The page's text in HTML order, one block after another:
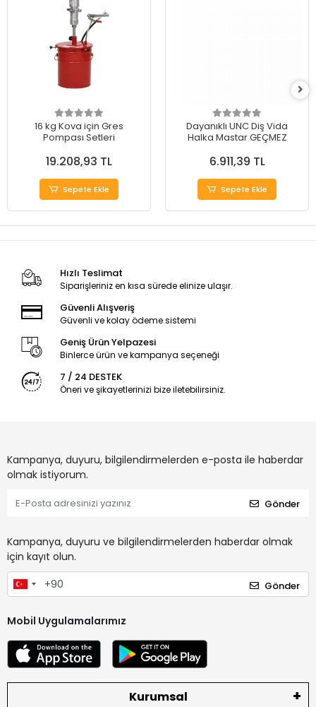
16 kg Kova için Gres
Pompası Setleri
19.208,93 TL
Sepete Ekle
Dayanıklı UNC Diş Vida
Halka Mastar GEÇMEZ
6.911,39 TL
Sepete Ekle
Hızlı Teslimat
Siparişleriniz en kısa sürede elinize ulaşır.
Güvenli Alışveriş
Güvenli ve kolay ödeme sistemi
Geniş Ürün Yelpazesi
Binlerce ürün ve kampanya seçeneği
7 / 24 DESTEK
Öneri ve şikayetlerinizi bize iletebilirsiniz.
Kampanya, duyuru, bilgilendirmelerden e-posta ile haberdar
olmak istiyorum.
Gönder
Kampanya, duyuru ve bilgilendirmelerden haberdar olmak
için kayıt olun.
Gönder
Mobil Uygulamalarımız
Kurumsal